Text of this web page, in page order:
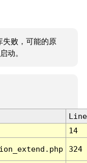
失败，可能的原
动。
Line
14
324